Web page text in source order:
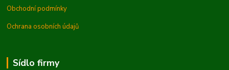
Obchodní podmínky
Ochrana osobních údajů
Sídlo firmy